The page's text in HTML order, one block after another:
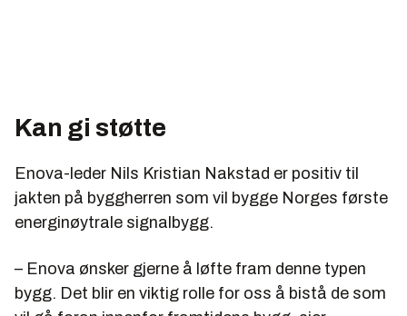
Kan gi støtte
Enova-leder Nils Kristian Nakstad er positiv til
jakten på byggherren som vil bygge Norges første
energinøytrale signalbygg.
– Enova ønsker gjerne å løfte fram denne typen
bygg. Det blir en viktig rolle for oss å bistå de som